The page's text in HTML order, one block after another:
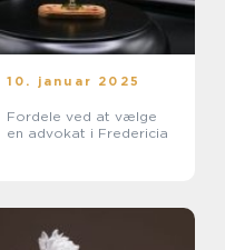
10. januar 2025
Fordele ved at vælge
en advokat i Fredericia